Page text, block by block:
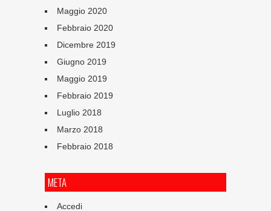
Maggio 2020
Febbraio 2020
Dicembre 2019
Giugno 2019
Maggio 2019
Febbraio 2019
Luglio 2018
Marzo 2018
Febbraio 2018
META
Accedi